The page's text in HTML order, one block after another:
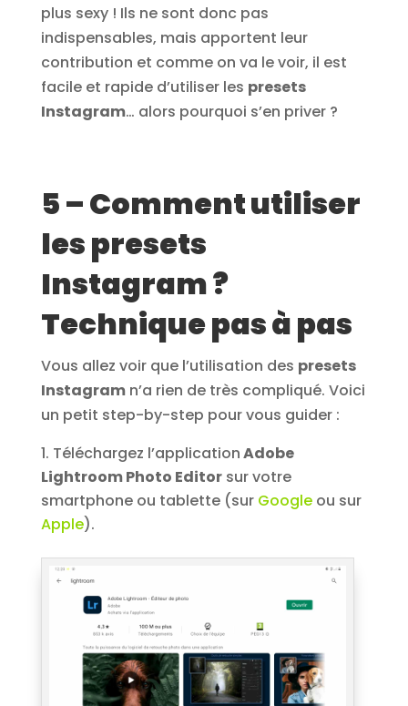
plus sexy ! Ils ne sont donc pas
indispensables, mais apportent leur
contribution et comme on va le voir, il est
facile et rapide d’utiliser les presets
Instagram… alors pourquoi s’en priver ?
5 – Comment utiliser
les presets
Instagram ?
Technique pas à pas
Vous allez voir que l’utilisation des presets
Instagramn’a rien de très compliqué. Voici
un petit step-by-step pour vous guider :
Téléchargez l’applicationAdobe
Lightroom Photo Editorsur votre
smartphone ou tablette (sur Googleou sur
Apple).